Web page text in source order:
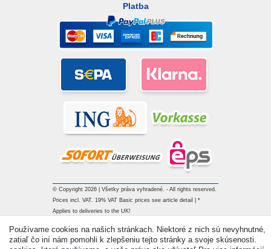
Platba
© Copyright 2026 | Všetky práva vyhradené. - All rights reserved.
Prices incl. VAT. 19% VAT Basic prices see article detail | *
Applies to deliveries to the UK!
Používame cookies na našich stránkach. Niektoré z nich sú nevyhnutné,
zatiaľ čo iní nám pomohli k zlepšeniu tejto stránky a svoje skúsenosti.
Withdraw from contract here Kontakt